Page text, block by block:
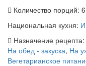
Количество порций: 6
Национальная кухня:
Назначение рецепта:
На обед - закуска, На
Вегетарианское